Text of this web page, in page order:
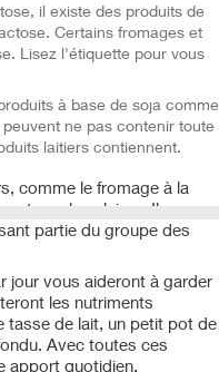
il existe des produits de
Certains fromages et
Lisez l'étiquette pour vous
à base de soja comme
ne pas contenir toute
laitiers contiennent.
comme le fromage à la
pas le calcium. Ils ne
partie du groupe des
jour vous aideront à garder
les nutriments
tasse de lait, un petit pot de
Avec toutes ces
apport quotidien.